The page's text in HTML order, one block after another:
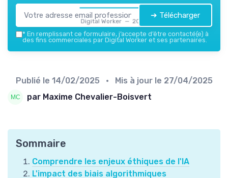
Digital Worker — 2026
➔ Télécharger
* En remplissant ce formulaire, j’accepte d’être contacté(e) à
des fins commerciales par Digital Worker et ses partenaires.
Publié le 14/02/2025 • Mis à jour le 27/04/2025
par Maxime Chevalier-Boisvert
Sommaire
Comprendre les enjeux éthiques de l'IA
L'impact des biais algorithmiques